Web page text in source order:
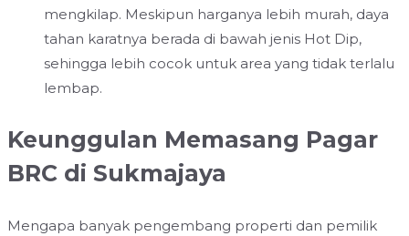
mengkilap. Meskipun harganya lebih murah, daya
tahan karatnya berada di bawah jenis Hot Dip,
sehingga lebih cocok untuk area yang tidak terlalu
lembap.
Keunggulan Memasang Pagar
BRC di Sukmajaya
Mengapa banyak pengembang properti dan pemilik